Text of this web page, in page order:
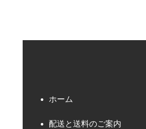
ホーム
配送と送料のご案内